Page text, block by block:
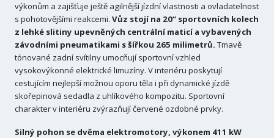
výkonům a zajišťuje ještě agilnější jízdní vlastnosti a ovladatelnost
s pohotovějšími reakcemi. Vůz stojí na 20“ sportovních kolech
z lehké slitiny upevněných centrální maticí a vybavených
závodními pneumatikami s šířkou 265 milimetrů. Tmavě
tónované zadní svítilny umocňují sportovní vzhled
vysokovýkonné elektrické limuzíny. V interiéru poskytují
cestujícím nejlepší možnou oporu těla i při dynamické jízdě
skořepinová sedadla z uhlíkového kompozitu. Sportovní
charakter v interiéru zvýrazňují červené ozdobné prvky.
Silný pohon se dvěma elektromotory, výkonem 411 kW